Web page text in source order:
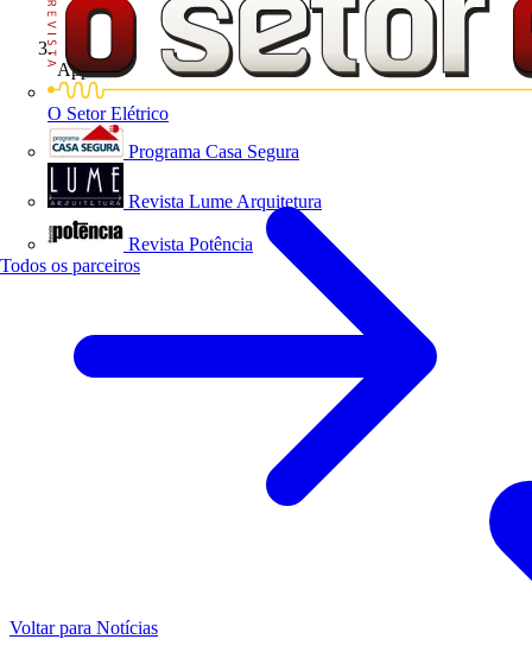
O Setor Elétrico
Programa Casa Segura
Revista Lume Arquitetura
Revista Potência
Todos os parceiros
App's
Voltar para Notícias